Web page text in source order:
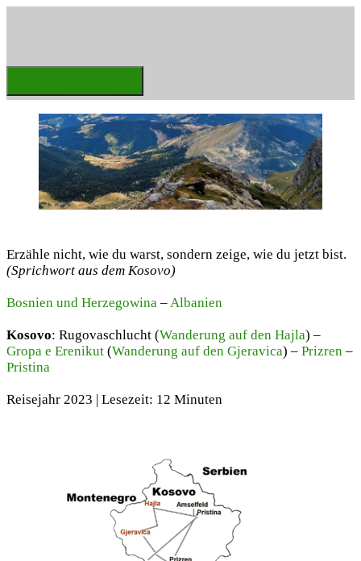
Weltenbummler
Erzähle nicht, wie du warst, sondern zeige, wie du jetzt bist.
(Sprichwort aus dem Kosovo)
Bosnien und Herzegowina –Albanien
Kosovo: Rugovaschlucht (Wanderung auf den Hajla) –
Gropa e Erenikut (Wanderung auf den Gjeravica) – Prizren –
Pristina
Reisejahr 2023 | Lesezeit: 12 Minuten